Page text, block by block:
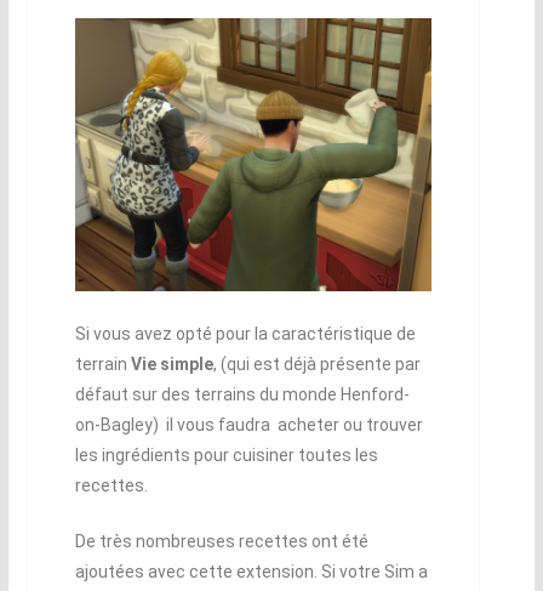
Si vous avez opté pour la caractéristique de
terrain Vie simple, (qui est déjà présente par
défaut sur des terrains du monde Henford-
on-Bagley) il vous faudra acheter ou trouver
les ingrédients pour cuisiner toutes les
recettes.
De très nombreuses recettes ont été
ajoutées avec cette extension. Si votre Sim a